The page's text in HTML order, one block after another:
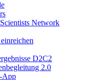
Network
D2C2
2.0
App